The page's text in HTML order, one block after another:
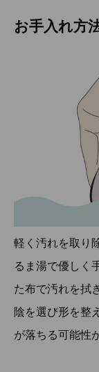
お手入れ方
軽く汚れを取り
るま湯で優しく
た布で汚れを拭
陰を選び形を整
が落ちる可能性